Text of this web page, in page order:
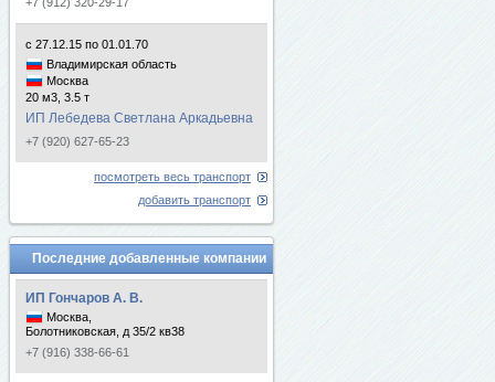
с 27.12.15 по 01.01.70
Владимирская область
Москва
20 м3, 3.5 т
ИП Лебедева Светлана Аркадьевна
+7 (920) 627-65-23
посмотреть весь транспорт
добавить транспорт
Последние добавленные компании
ИП Гончаров А. В.
Москва,
Болотниковская, д 35/2 кв38
+7 (916) 338-66-61